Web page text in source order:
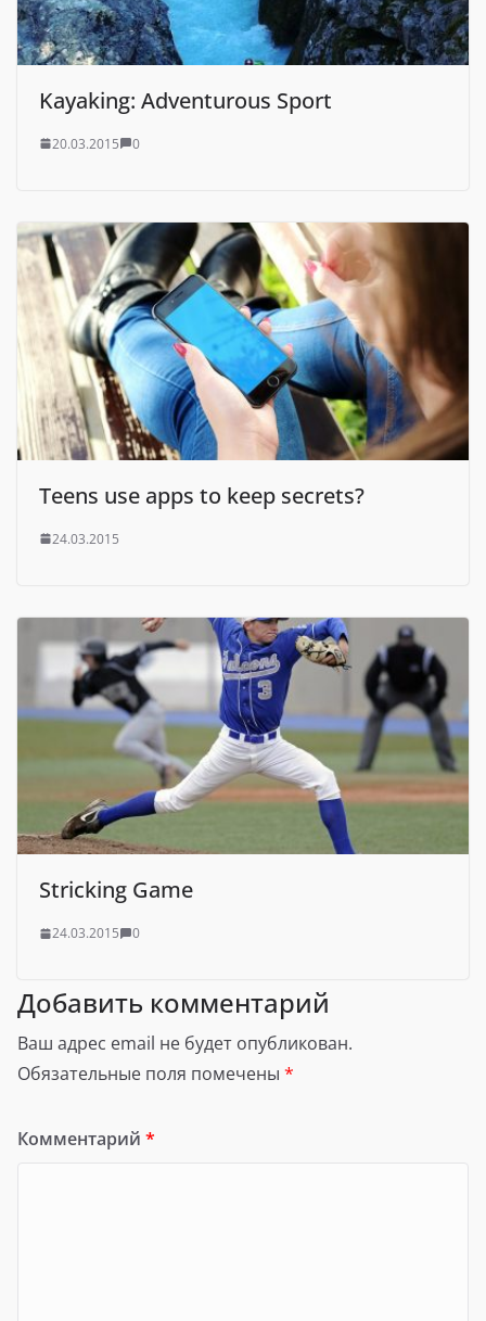
Kayaking: Adventurous Sport
20.03.2015 0
Teens use apps to keep secrets?
24.03.2015
Stricking Game
24.03.2015 0
Добавить комментарий
Ваш адрес email не будет опубликован.
Обязательные поля помечены *
Комментарий *